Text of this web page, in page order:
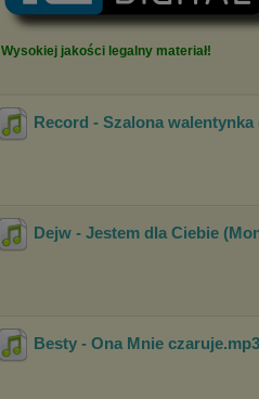
Wysokiej jakości legalny materiał!
Record - Szalona
Dejw - Jestem dla Ciebie
Besty - Ona Mnie czaruje.mp3